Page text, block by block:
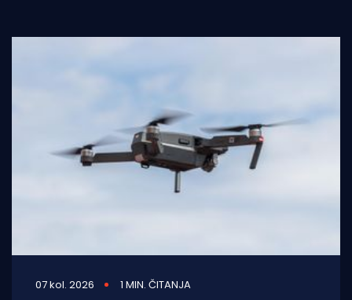
07 kol. 2026 1 MIN. ČITANJA